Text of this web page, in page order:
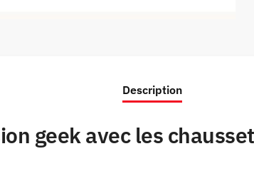
Description
geek avec les